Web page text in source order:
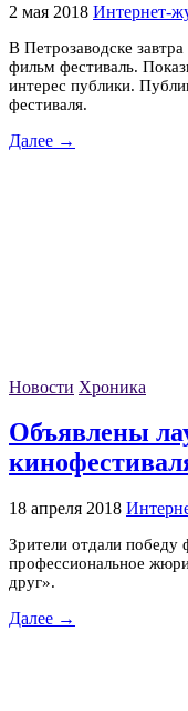
2 мая 2018 Интернет-
В Петрозаводске
фильм фестиваль.
интерес публики.
фестиваля.
Далее →
Новости Хроника
Объявлены
18 апреля 2018
Зрители отдали победу
профессиональное
друг».
Далее →